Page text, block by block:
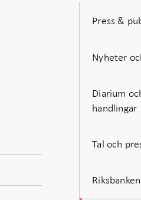
Press &
Nyheter
Diarium
handlingar
Tal och